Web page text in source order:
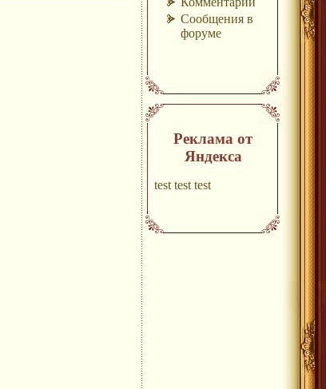
Сообщения в
форуме
Реклама от
Яндекса
test test test